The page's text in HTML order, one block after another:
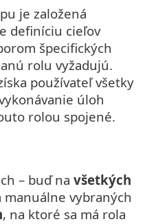
je založená
definíciu cieľov
špecifických
rolu vyžadujú.
používateľ všetky
úloh
rolou spojené.
– buď na všetkých
manuálne vybraných
, na ktoré sa má rola